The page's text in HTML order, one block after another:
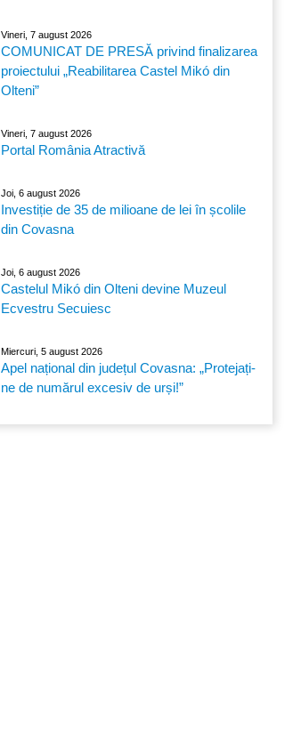
Vineri, 7 august 2026
COMUNICAT DE PRESĂ privind finalizarea
proiectului „Reabilitarea Castel Mikó din
Olteni”
Vineri, 7 august 2026
Portal România Atractivă
Joi, 6 august 2026
Investiție de 35 de milioane de lei în școlile
din Covasna
Joi, 6 august 2026
Castelul Mikó din Olteni devine Muzeul
Ecvestru Secuiesc
Miercuri, 5 august 2026
Apel național din județul Covasna: „Protejați-
ne de numărul excesiv de urși!”